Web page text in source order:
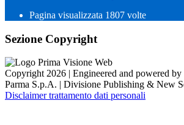
Pagina visualizzata 1807 volte
Sezione Copyright
Copyright 2026 | Engineered and powered
Parma S.p.A. | Divisione Publishing & New
Disclaimer trattamento dati personali